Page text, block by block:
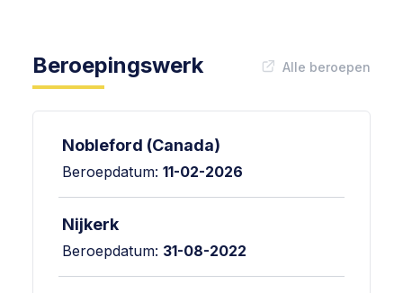
Beroepingswerk Alle beroepen
Nobleford (Canada)
Beroepdatum: 11-02-2026
Nijkerk
Beroepdatum: 31-08-2022